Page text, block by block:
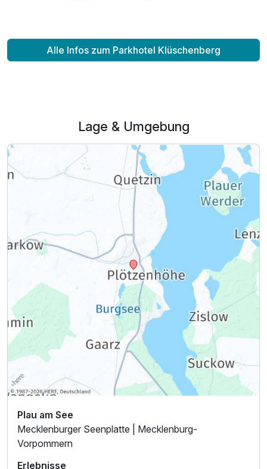
Doppelzimmer Komfort
2 Erwachsene
Alle Infos zum Parkhotel Klüschenberg
Lage & Umgebung
Plau am See
Mecklenburger Seenplatte | Mecklenburg-
Vorpommern
Erlebnisse